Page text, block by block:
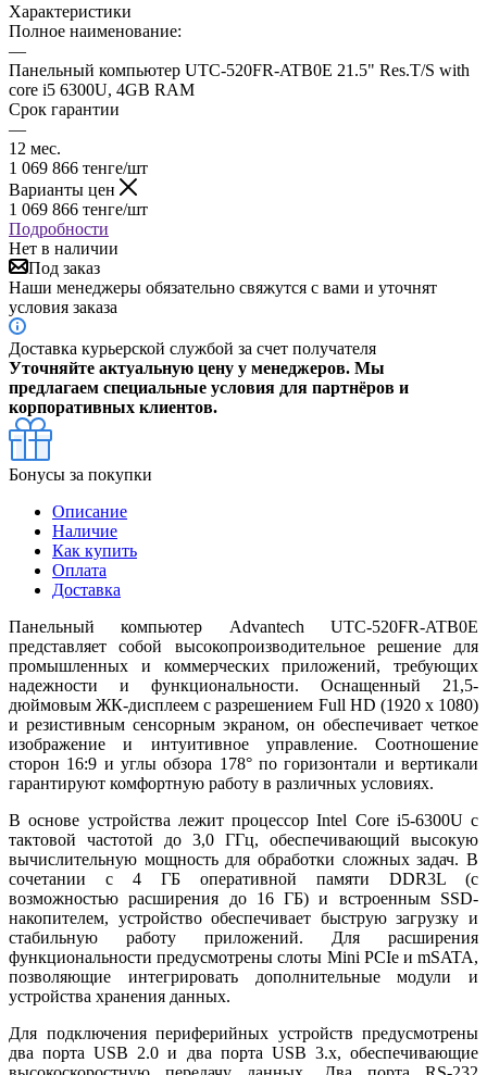
Характеристики
Полное наименование:
—
Панельный компьютер UTC-520FR-ATB0E 21.5" Res.T/S with
core i5 6300U, 4GB RAM
Срок гарантии
—
12 мес.
1 069 866 тенге/шт
Варианты цен
1 069 866 тенге/шт
Подробности
Нет в наличии
Под заказ
Наши менеджеры обязательно свяжутся с вами и уточнят
условия заказа
Доставка курьерской службой за счет получателя
Уточняйте актуальную цену у менеджеров. Мы
предлагаем специальные условия для партнёров и
корпоративных клиентов.
Бонусы за покупки
Описание
Наличие
Как купить
Оплата
Доставка
Панельный компьютер Advantech UTC-520FR-ATB0E
представляет собой высокопроизводительное решение для
промышленных и коммерческих приложений, требующих
надежности и функциональности. Оснащенный 21,5-
дюймовым ЖК-дисплеем с разрешением Full HD (1920 x 1080)
и резистивным сенсорным экраном, он обеспечивает четкое
изображение и интуитивное управление. Соотношение
сторон 16:9 и углы обзора 178° по горизонтали и вертикали
гарантируют комфортную работу в различных условиях.
В основе устройства лежит процессор Intel Core i5-6300U с
тактовой частотой до 3,0 ГГц, обеспечивающий высокую
вычислительную мощность для обработки сложных задач. В
сочетании с 4 ГБ оперативной памяти DDR3L (с
возможностью расширения до 16 ГБ) и встроенным SSD-
накопителем, устройство обеспечивает быструю загрузку и
стабильную работу приложений. Для расширения
функциональности предусмотрены слоты Mini PCIe и mSATA,
позволяющие интегрировать дополнительные модули и
устройства хранения данных.
Для подключения периферийных устройств предусмотрены
два порта USB 2.0 и два порта USB 3.x, обеспечивающие